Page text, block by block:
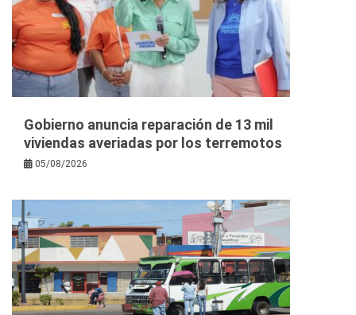
Gobierno anuncia reparación de 13 mil
viviendas averiadas por los terremotos
05/08/2026